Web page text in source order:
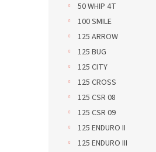
50 WHIP 4T
100 SMILE
125 ARROW
125 BUG
125 CITY
125 CROSS
125 CSR 08
125 CSR 09
125 ENDURO II
125 ENDURO III